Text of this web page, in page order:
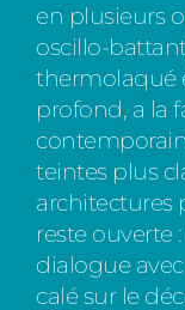
en plusieurs
oscillo-
thermolaqué
profond, a la
teintes plus
architectures
reste ouverte
dialogue
calé sur le